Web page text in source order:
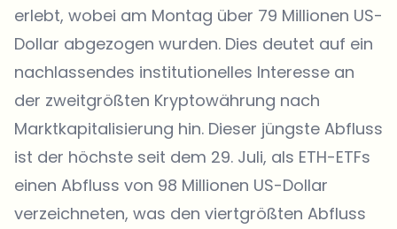
erlebt, wobei am Montag über 79 Millionen US-
Dollar abgezogen wurden. Dies deutet auf ein
nachlassendes institutionelles Interesse an
der zweitgrößten Kryptowährung nach
Marktkapitalisierung hin. Dieser jüngste Abfluss
ist der höchste seit dem 29. Juli, als ETH-ETFs
einen Abfluss von 98 Millionen US-Dollar
verzeichneten, was den viertgrößten Abfluss